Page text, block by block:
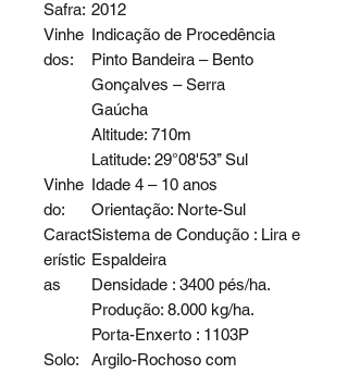
Safra: 2012
Vinhe
dos:
Indicação de Procedência
Pinto Bandeira – Bento
Gonçalves – Serra
Gaúcha
Altitude: 710m
Latitude: 29°08'53’’ Sul
Vinhe
do:
Caract
erístic
as
Idade 4 – 10 anos
Orientação: Norte-Sul
Sistema de Condução : Lira e
Espaldeira
Densidade : 3400 pés/ha.
Produção: 8.000 kg/ha.
Porta-Enxerto : 1103P
Solo:
Argilo-Rochoso com